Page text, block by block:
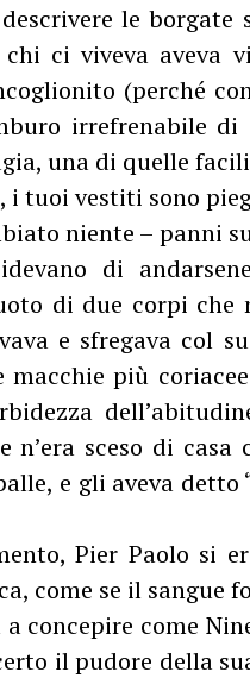
le
ci viveva aveva
(perché
irrefrenabile
una di quelle
i tuoi vestiti sono
niente – panni
di
di due corpi
e sfregava col
macchie più
n’era sceso di
e gli aveva detto
Pier Paolo si
come se il sangue
concepire come
il pudore della